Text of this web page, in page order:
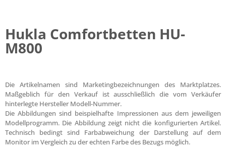
Hukla Comfortbetten HU-
M800
Die Artikelnamen sind Marketingbezeichnungen des Marktplatzes.
Maßgeblich für den Verkauf ist ausschließlich die vom Verkäufer
hinterlegte Hersteller Modell-Nummer.
Die Abbildungen sind beispielhafte Impressionen aus dem jeweiligen
Modellprogramm. Die Abbildung zeigt nicht die konfigurierten Artikel.
Technisch bedingt sind Farbabweichung der Darstellung auf dem
Monitor im Vergleich zu der echten Farbe des Bezugs möglich.